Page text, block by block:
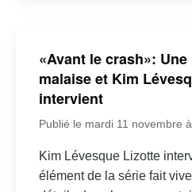
«Avant le crash»:
malaise et Kim
intervient
Publié le mardi 11 novembre
Kim Lévesque Lizotte
élément de la série fait